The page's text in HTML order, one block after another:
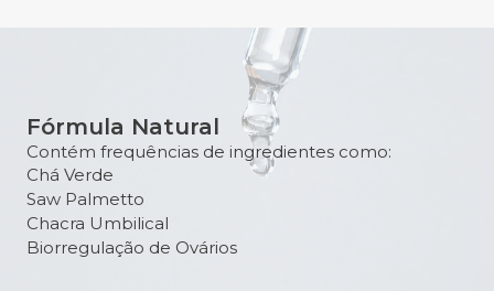
Fórmula Natural
Contém frequências de ingredientes como:
Chá Verde
Saw Palmetto
Chacra Umbilical
Biorregulação de Ovários